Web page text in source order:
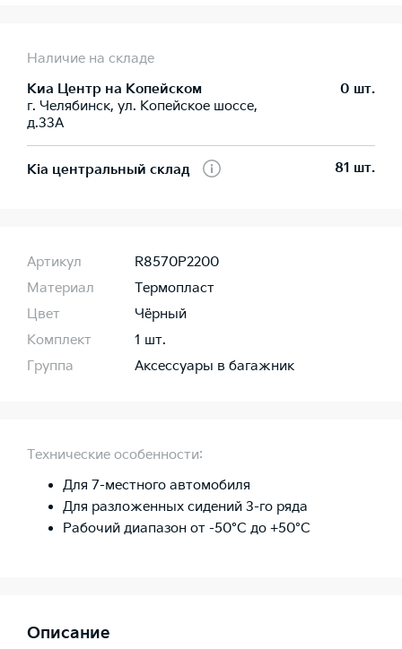
Наличие на складе
Киа Центр на Копейском
г. Челябинск, ул. Копейское шоссе,
д.33А
0 шт.
Kia центральный склад 81 шт.
Артикул
R8570P2200
Материал
Термопласт
Цвет
Чёрный
Комплект
1 шт.
Группа
Аксессуары в багажник
Технические особенности:
Для 7-местного автомобиля
Для разложенных сидений 3-го ряда
Рабочий диапазон от -50°C до +50°C
Описание